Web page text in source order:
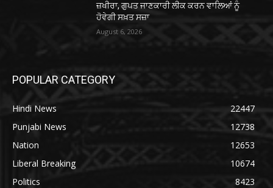
ਜ਼ਖੀਰਾ, ਗੁਪਤ ਜਾਣਕਾਰੀ ਲੀਕ ਕਰਨ ਵਾਲਿਆਂ ਨੂੰ
ਹੋਵੇਗੀ ਸਖ਼ਤ ਸਜ਼ਾ
August 6, 2026
POPULAR CATEGORY
Hindi News
22447
Punjabi News
12738
Nation
12653
Liberal Breaking
10674
Politics
8423